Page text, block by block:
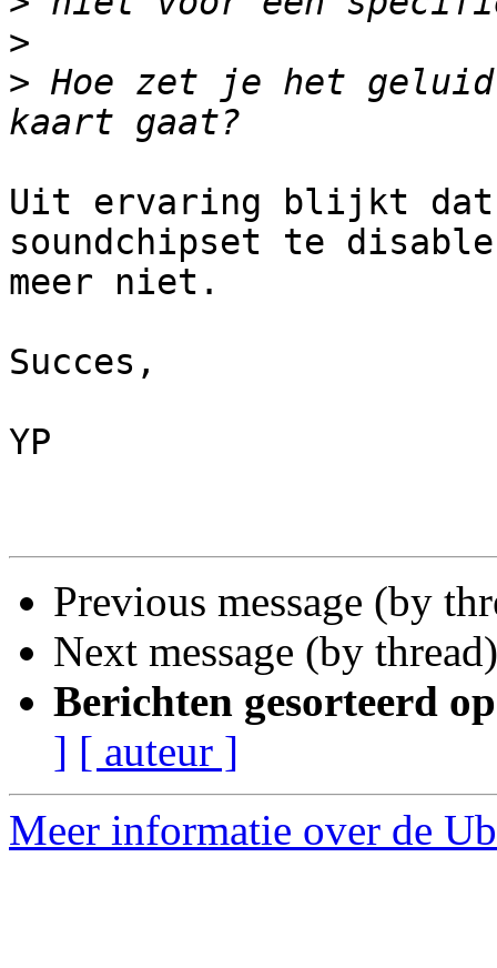
>
> Hoe zet je het
Uit ervaring blijkt
soundchipset te
meer niet.
Succes,
YP
Previous message (by
Next message (by
Berichten gesorteerd
] [ auteur ]
Meer informatie over de